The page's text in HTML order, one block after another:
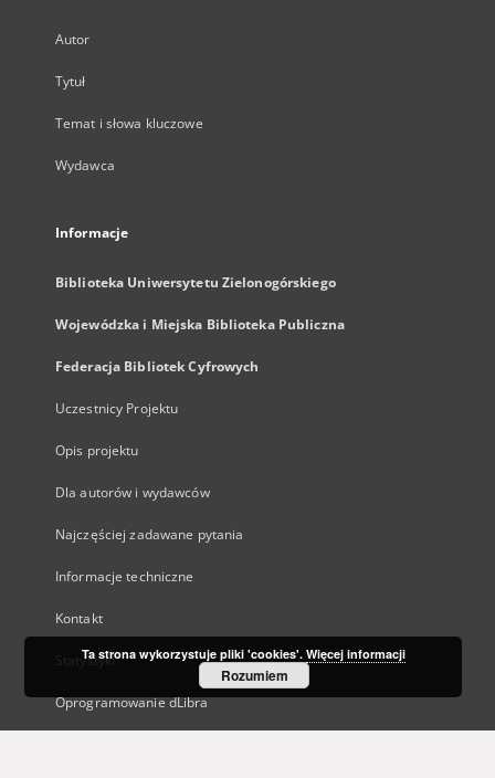
Autor
Tytuł
Temat i słowa kluczowe
Wydawca
Informacje
Biblioteka Uniwersytetu Zielonogórskiego
Wojewódzka i Miejska Biblioteka Publiczna
Federacja Bibliotek Cyfrowych
Uczestnicy Projektu
Opis projektu
Dla autorów i wydawców
Najczęściej zadawane pytania
Informacje techniczne
Kontakt
Statystyki
Oprogramowanie dLibra
Ta strona wykorzystuje pliki 'cookies'. Więcej informacji
Rozumiem